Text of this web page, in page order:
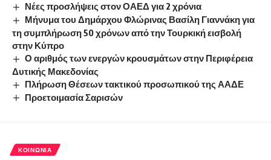
Νέες προσλήψεις στον ΟΑΕΔ για 2 χρόνια
Μήνυμα του Δημάρχου Φλώρινας Βασίλη Γιαννάκη για
τη συμπλήρωση 50 χρόνων από την Τουρκική εισβολή
στην Κύπρο
Ο αριθμός των ενεργών κρουσμάτων στην Περιφέρεια
Δυτικής Μακεδονίας
Πλήρωση Θέσεων τακτικού προσωπικού της ΑΑΔΕ
Προετοιμασία Σαρισών
ΚΟΙΝΩΝΊΑ